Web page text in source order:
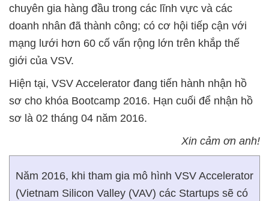
chuyên gia hàng đầu trong các lĩnh vực và các
doanh nhân đã thành công; có cơ hội tiếp cận với
mạng lưới hơn 60 cố vấn rộng lớn trên khắp thế
giới của VSV.
Hiện tại, VSV Accelerator đang tiến hành nhận hồ
sơ cho khóa Bootcamp 2016. Hạn cuối để nhận hồ
sơ là 02 tháng 04 năm 2016.
Xin cảm ơn anh!
Năm 2016, khi tham gia mô hình VSV Accelerator
(Vietnam Silicon Valley (VAV) các Startups sẽ có